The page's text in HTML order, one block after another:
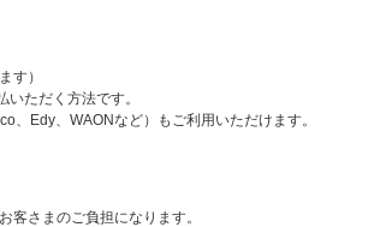
す）
ただく方法です。
、Edy、WAONなど）もご利用いただけます。
客さまのご負担になります。